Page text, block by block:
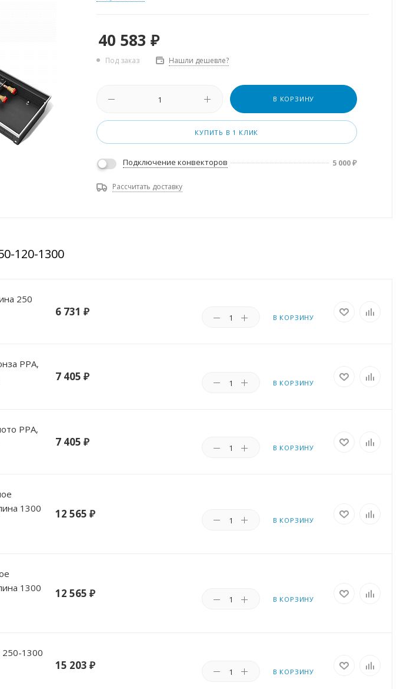
40 583 ₽
Под заказ Нашли дешевле?
В КОРЗИНУ
КУПИТЬ В 1 КЛИК
Подключение конвекторов 5 000₽
Рассчитать доставку
120-1300
6 731 ₽ В КОРЗИНУ
7 405 ₽ В КОРЗИНУ
7 405 ₽ В КОРЗИНУ
1300
12 565 ₽ В КОРЗИНУ
1300
12 565 ₽ В КОРЗИНУ
15 203 ₽ В КОРЗИНУ